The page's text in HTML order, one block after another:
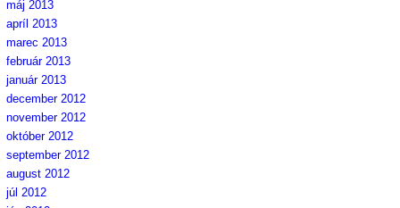
máj 2013
apríl 2013
marec 2013
február 2013
január 2013
december 2012
november 2012
október 2012
september 2012
august 2012
júl 2012